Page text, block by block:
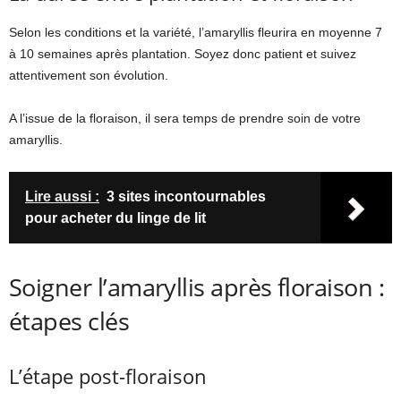
Selon les conditions et la variété, l’amaryllis fleurira en moyenne 7
à 10 semaines après plantation. Soyez donc patient et suivez
attentivement son évolution.
A l’issue de la floraison, il sera temps de prendre soin de votre
amaryllis.
Lire aussi : 3 sites incontournables
pour acheter du linge de lit
Soigner l’amaryllis après floraison :
étapes clés
L’étape post-floraison